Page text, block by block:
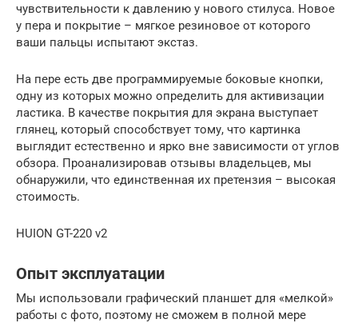
чувствительности к давлению у нового стилуса. Новое
у пера и покрытие – мягкое резиновое от которого
ваши пальцы испытают экстаз.
На пере есть две программируемые боковые кнопки,
одну из которых можно определить для активизации
ластика. В качестве покрытия для экрана выступает
глянец, который способствует тому, что картинка
выглядит естественно и ярко вне зависимости от углов
обзора. Проанализировав отзывы владельцев, мы
обнаружили, что единственная их претензия – высокая
стоимость.
HUION GT-220 v2
Опыт эксплуатации
Мы использовали графический планшет для «мелкой»
работы с фото, поэтому не сможем в полной мере